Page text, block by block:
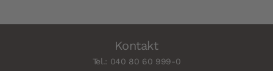
Kontakt
Tel.: 040 80 60 999-0